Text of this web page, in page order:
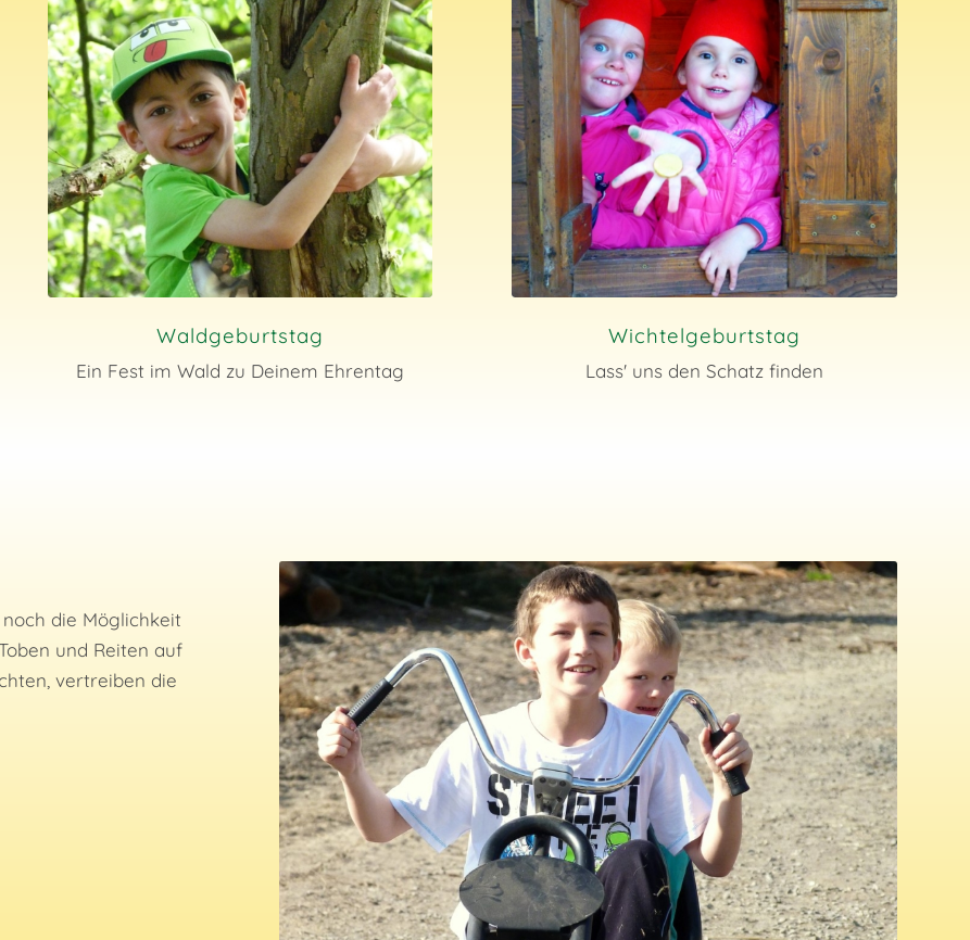
Waldgeburtstag
Ein Fest im Wald zu Deinem Ehrentag
Wichtelgeburtstag
Lass' uns den Schatz finden
Schatzsuche
Wer ist Räuber, wer Polizist?
die Möglichkeit
und Reiten auf
vertreiben die